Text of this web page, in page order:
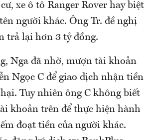
xe ô tô Ranger Rover hay biệt
người khác. Ông Tr. đề nghị
trả lại hơn 3 tỷ đồng.
Nga đã nhờ, mượn tài khoản
Ngọc C để giao dịch nhận tiền
Tuy nhiên ông C không biết
khoản trên để thực hiện hành
đoạt tiền của người khác.